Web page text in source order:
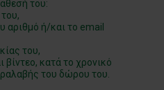
του:
αριθμό ή/και το email
του,
κατά το χρονικό
του δώρου του.